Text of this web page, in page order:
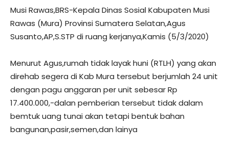
Musi Rawas,BRS-Kepala Dinas Sosial Kabupaten Musi
Rawas (Mura) Provinsi Sumatera Selatan,Agus
Susanto,AP,S.STP di ruang kerjanya,Kamis (5/3/2020)
Menurut Agus,rumah tidak layak huni (RTLH) yang akan
direhab segera di Kab Mura tersebut berjumlah 24 unit
dengan pagu anggaran per unit sebesar Rp
17.400.000,-dalan pemberian tersebut tidak dalam
bemtuk uang tunai akan tetapi bentuk bahan
bangunan,pasir,semen,dan lainya